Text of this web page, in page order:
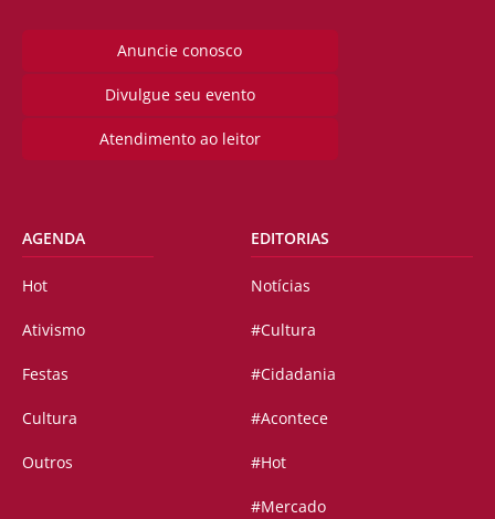
Anuncie conosco
Divulgue seu evento
Atendimento ao leitor
AGENDA
Hot
Ativismo
Festas
Cultura
Outros
EDITORIAS
Notícias
#Cultura
#Cidadania
#Acontece
#Hot
#Mercado